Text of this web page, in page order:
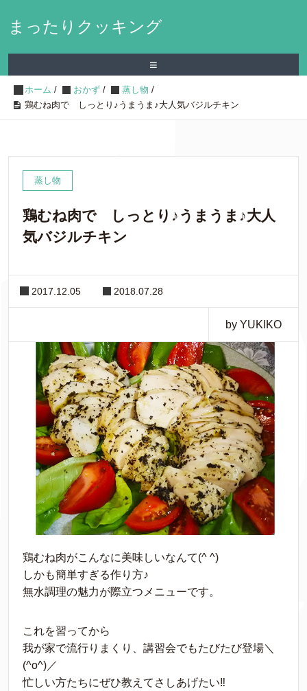
まったりクッキング
≡
ホーム / おかず / 蒸し物 /
鶏むね肉で しっとり♪うまうま♪大人気バジルチキン
蒸し物
鶏むね肉で しっとり♪うまうま♪大人
気バジルチキン
2017.12.05 2018.07.28
by YUKIKO
鶏むね肉がこんなに美味しいなんて(^ ^)
しかも簡単すぎる作り方♪
無水調理の魅力が際立つメニューです。
これを習ってから
我が家で流行りまくり、講習会でもたびたび登場＼
(^o^)／
忙しい方たちにぜひ教えてさしあげたい‼